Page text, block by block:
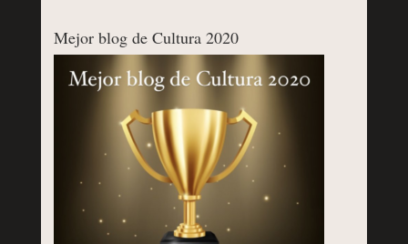
Mejor blog de Cultura 2020